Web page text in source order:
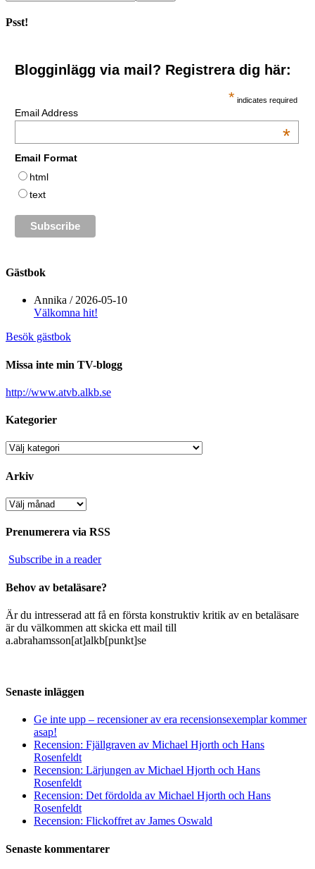
Psst!
Blogginlägg via mail? Registrera dig här:
* indicates required
Email Address
*
Email Format
html
text
Gästbok
Annika / 2026-05-10
Välkomna hit!
Besök gästbok
Missa inte min TV-blogg
http://www.atvb.alkb.se
Kategorier
Kategorier
Arkiv
Arkiv
Prenumerera via RSS
Subscribe in a reader
Behov av betaläsare?
Är du intresserad att få en första konstruktiv kritik av en betaläsare
är du välkommen att skicka ett mail till
a.abrahamsson[at]alkb[punkt]se
Senaste inläggen
Ge inte upp – recensioner av era recensionsexemplar kommer
asap!
Recension: Fjällgraven av Michael Hjorth och Hans
Rosenfeldt
Recension: Lärjungen av Michael Hjorth och Hans
Rosenfeldt
Recension: Det fördolda av Michael Hjorth och Hans
Rosenfeldt
Recension: Flickoffret av James Oswald
Senaste kommentarer